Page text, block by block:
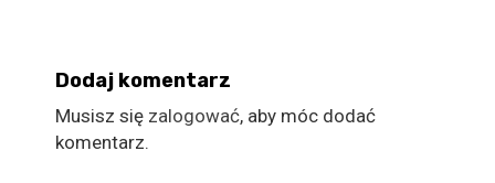
Dodaj komentarz
Musisz się zalogować, aby móc dodać
komentarz.